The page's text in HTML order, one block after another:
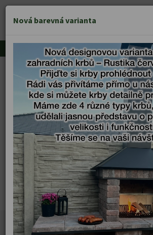
Nová barevná varianta
KRBY VĚŘÍŠ
Zahradní krby
Zuzana Spudichová
Zuzana
Po střední ekonomické škole mě má
českému jazyku zavála trochu jiným
vysoké škole vystudovala Jazykovou a
Při studiích jsem využila příležitosti a
se přesunula do Norska, které
cestování. Mými dalšími koníčky jsou
filmů a ve volných chvílích se věnuji i